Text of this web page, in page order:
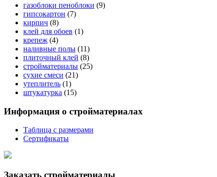
газоблоки пеноблоки (9)
гипсокартон (7)
кирпич (8)
клей для обоев (1)
крепеж (4)
наливные полы (11)
плиточный клей (8)
стройматериалы (25)
сухие смеси (21)
утеплитель (1)
штукатурка (15)
Информация о стройматериалах
Таблица с размерами
Сертификаты
Заказать стройматериалы